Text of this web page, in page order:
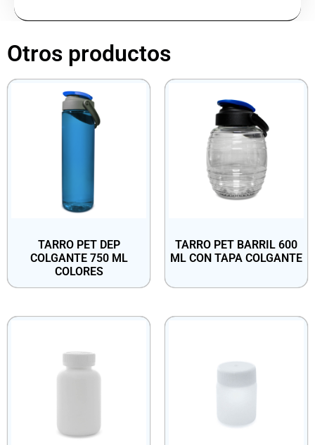
Otros productos
TARRO PET DEP
COLGANTE 750 ML
COLORES
TARRO PET BARRIL 600
ML CON TAPA COLGANTE